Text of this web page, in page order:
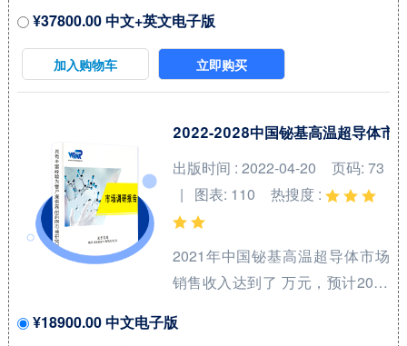
理航空涡轮燃料和喷气燃料领域
产品系列，洞悉行业特点、市场
存量空间及增量空间，并结合市
喷气燃料领域内各类竞争者所处
Jet Fuel）和涡轮燃料（Turbine
Fuels）是用于飞机发动机的高性
能燃料，广泛应用于民用和军用
航空。航空喷气燃料是一种专门
为喷气式飞机设计的燃料，...
¥37800.00 中文+英文电子版
加入购物车 立即购买
2022-2028中国铋基高温超导体市
出版时间 : 2022-04-20
页码: 73
| 图表: 110
热搜度 :
2021年中国铋基高温超导体市场
销售收入达到了 万元，预计2028
间年复合增长率(CAGR)为 %。中
¥18900.00 中文电子版